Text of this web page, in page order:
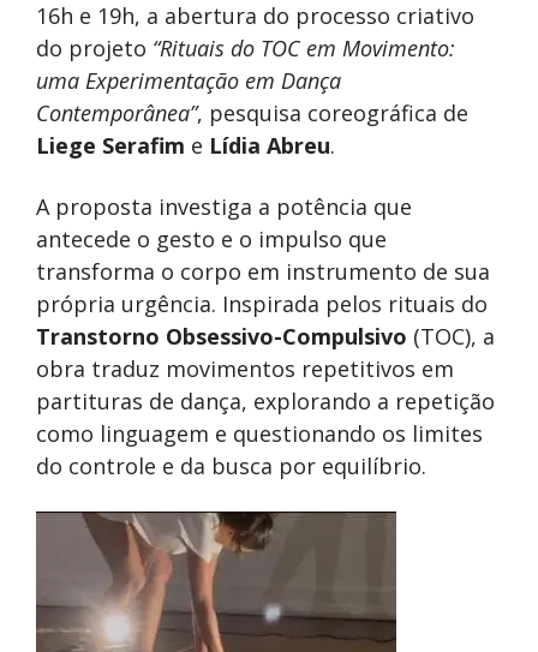
16h e 19h, a abertura do processo criativo
do projeto “Rituais do TOC em Movimento:
uma Experimentação em Dança
Contemporânea”, pesquisa coreográfica de
Liege Serafim e Lídia Abreu.
A proposta investiga a potência que
antecede o gesto e o impulso que
transforma o corpo em instrumento de sua
própria urgência. Inspirada pelos rituais do
Transtorno Obsessivo-Compulsivo (TOC), a
obra traduz movimentos repetitivos em
partituras de dança, explorando a repetição
como linguagem e questionando os limites
do controle e da busca por equilíbrio.